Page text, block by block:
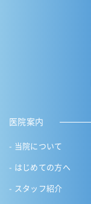
医院案内
当院について
はじめての方へ
スタッフ紹介